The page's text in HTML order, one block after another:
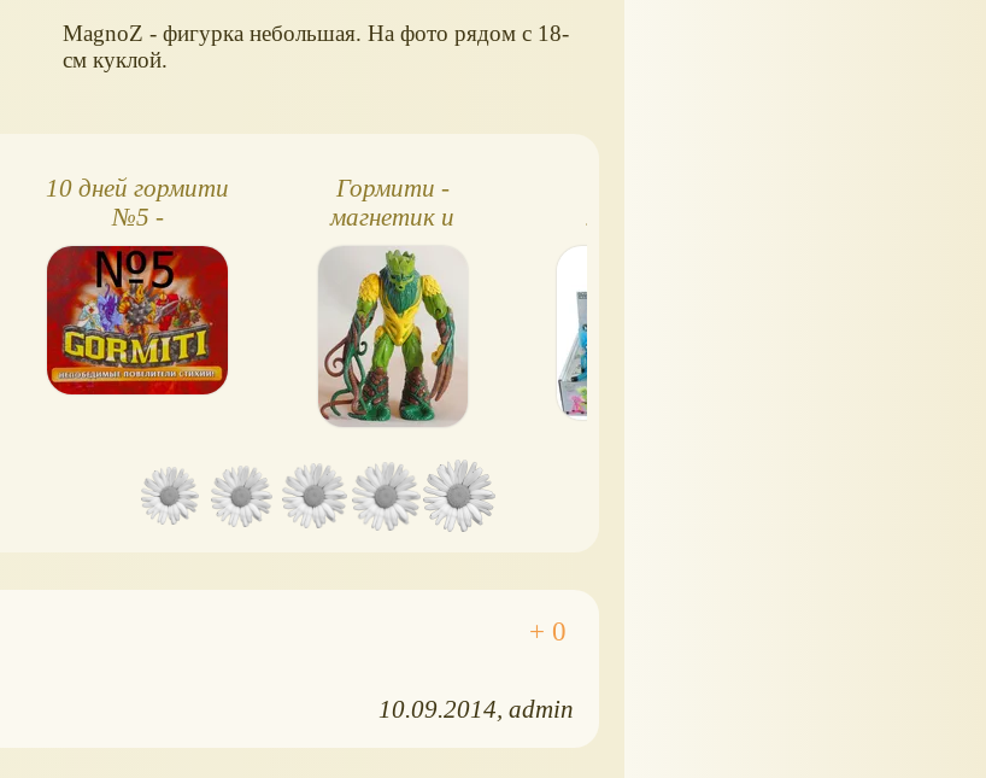
MagnoZ - фигурка небольшая. На фото рядом с 18-
см куклой.
10 дней гормити
№5 -
Непредсказуемый
Сталактит
Гормити -
магнетик и
фигурка Atomic
магнитные
10.09.2014 admin